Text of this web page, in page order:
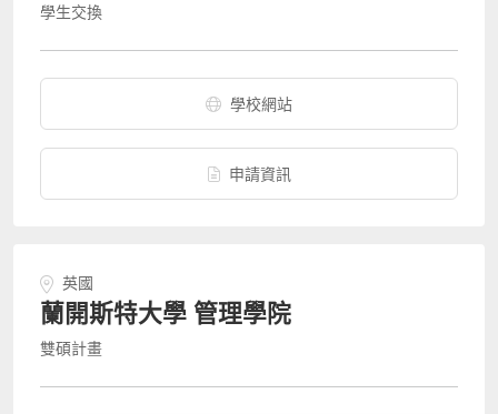
學生交換
學校網站
申請資訊
英國
蘭開斯特大學 管理學院
雙碩計畫